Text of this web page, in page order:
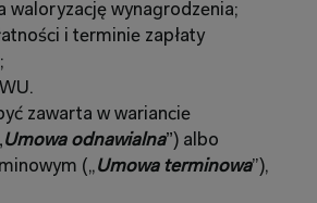
waloryzację wynagrodzenia;
i terminie zapłaty
zawarta w wariancie
Umowa odnawialna”) albo
(„Umowa terminowa”),